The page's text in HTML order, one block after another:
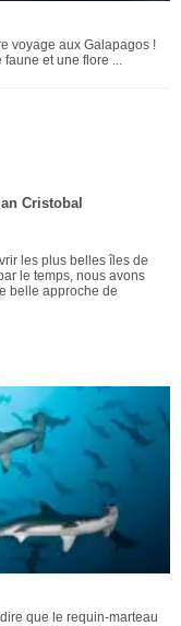
voyage aux Galapagos !
et une flore ...
Cristobal
les plus belles îles de
le temps, nous avons
belle approche de
que le requin-marteau